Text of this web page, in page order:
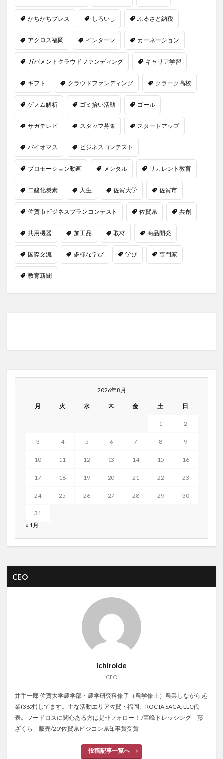
かちかちプレス しろいし ふるさと納税
アクロス福岡 インターン カーネーション
ガバメントクラウドファンディング キャリア学習
ギフト クラウドファンディング クラーク高校
ゲノム解析 ゴミ拾い活動 ゴール
サガテレビ スタッフ募集 スタートアップ
バイオマス ビジネスコンテスト
プロモーション動画 メンタル リカレント教育
二酸化炭素 人生 佐賀大学 佐賀市
佐賀市ビジネスプランコンテスト 佐賀県 共創
共用機器 加工品 取材 商品開発
国際交流 多様な学び 学び 専門家
教育新聞
2026年8月
月 火 水 木 金 土 日
1 2
3 4 5 6 7 8 9
10 11 12 13 14 15 16
17 18 19 20 21 22 23
24 25 26 27 28 29 30
31
« 1月
CEO
ichiroide
CEO
井手一郎 佐賀大学農学部・農学研究科修了（農学修士）農業しながら起
業(36才)してます。主な活動エリア佐賀・福岡。ROC IA SAGA, LLC代
表。フードロスに関心ある方は是非フォロー！ /巨峰ドレッシング「藤
ざくら」販売/20'佐賀県ビジコン県知事賞受賞
投稿記事一覧へ